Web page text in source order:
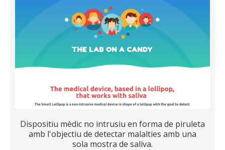
Dispositiu mèdic no intrusiu en forma de piruleta
amb l'objectiu de detectar malalties amb una
sola mostra de saliva.